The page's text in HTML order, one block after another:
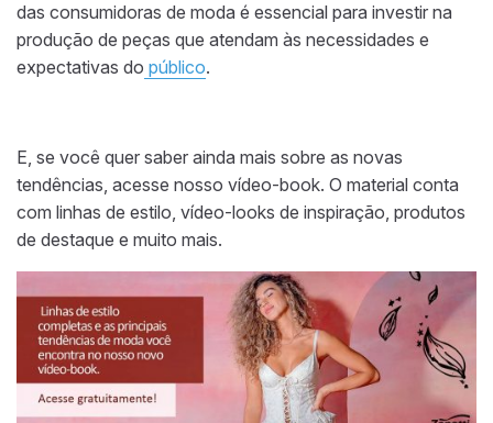
das consumidoras de moda é essencial para investir na
produção de peças que atendam às necessidades e
expectativas do público.
E, se você quer saber ainda mais sobre as novas
tendências, acesse nosso vídeo-book. O material conta
com linhas de estilo, vídeo-looks de inspiração, produtos
de destaque e muito mais.